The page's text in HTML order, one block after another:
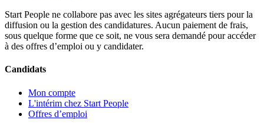
Start People ne collabore pas avec les sites agrégateurs tiers pour la
diffusion ou la gestion des candidatures. Aucun paiement de frais,
sous quelque forme que ce soit, ne vous sera demandé pour accéder
à des offres d’emploi ou y candidater.
Candidats
Mon compte
L'intérim chez Start People
Offres d’emploi